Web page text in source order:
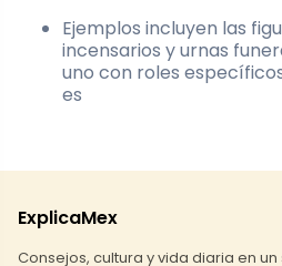
Ejemplos incluyen las
incensarios y urnas
uno con roles
es
ExplicaMex
Consejos, cultura y vida diaria en